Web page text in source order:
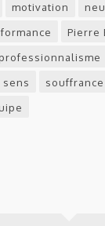
motivation
Pierre
sens souffrance